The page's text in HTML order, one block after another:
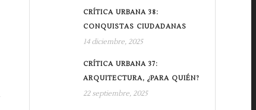
CRÍTICA URBANA 38:
CONQUISTAS CIUDADANAS
14 diciembre, 2025
CRÍTICA URBANA 37:
ARQUITECTURA, ¿PARA QUIÉN?
22 septiembre, 2025